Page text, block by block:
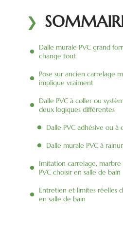
Dalle murale PVC grand
change tout
Pose sur ancien carrelage
implique vraiment
Dalle PVC à coller ou
deux logiques différentes
Dalle PVC adhésive ou à
Dalle murale PVC à
Imitation carrelage,
PVC choisir en salle de bain
Entretien et limites réelles
en salle de bain